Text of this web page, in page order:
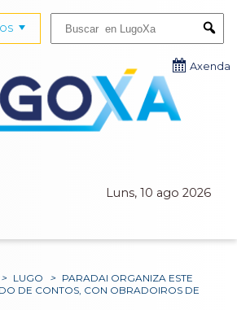
Luns, 10 ago 2026
Axenda
> LUGO > PARADAI ORGANIZA ESTE
DE CONTOS, CON OBRADOIROS DE